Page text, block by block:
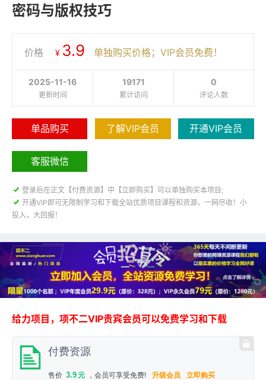
密码与版权技巧
价格 ¥ 3.9 单独购买价格；VIP会员免费！
0
评论人数
19171
累计访问
2025-11-16
更新时间
单品购买 了解VIP会员 开通VIP会员
客服微信
 登录后在正文【付费资源】中【立即购买】可以单独购买本项目;
 开通VIP即可无限制学习和下载全站优质项目课程和资源，一网尽收！小
投入，大回报！
给力项目，项不二VIP贵宾会员可以免费学习和下载
付费资源
售价 3.9元 ，会员可享受免费! 升级会员 立即购买